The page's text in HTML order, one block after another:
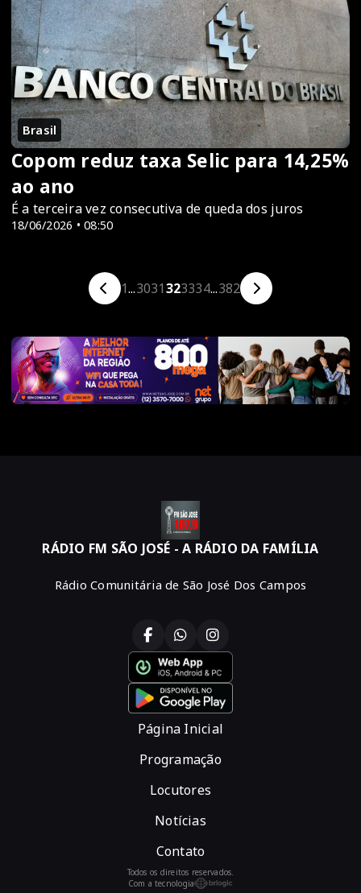
Brasil
18/06/2026 • 08:50
Copom reduz taxa Selic para 14,25%
ao ano
É a terceira vez consecutiva de queda dos juros
1...3031323334...382
RÁDIO FM SÃO JOSÉ - A RÁDIO DA FAMÍLIA
Rádio Comunitária de São José Dos Campos
Página Inicial
Programação
Locutores
Notícias
Contato
Todos os direitos reservados.
Com a tecnologia